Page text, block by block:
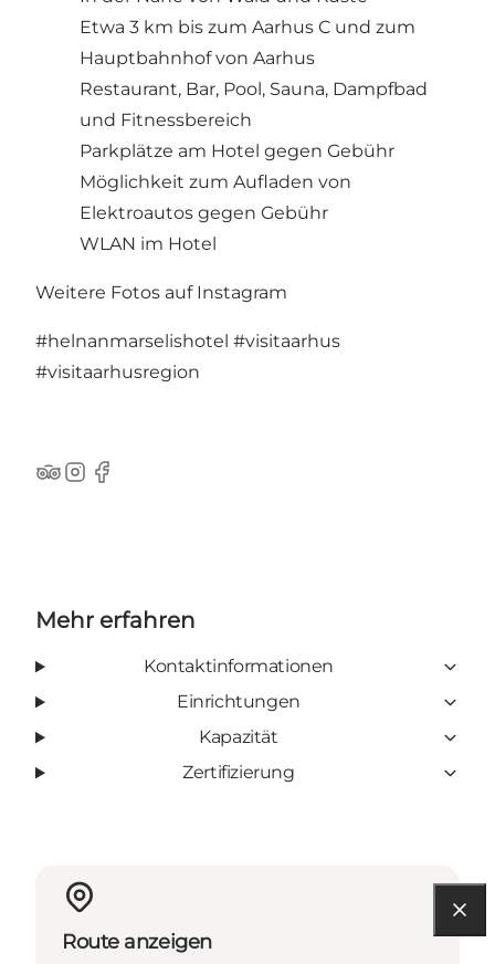
Etwa 3 km bis zum Aarhus C und zum
Hauptbahnhof von Aarhus
Restaurant, Bar, Pool, Sauna, Dampfbad
und Fitnessbereich
Parkplätze am Hotel gegen Gebühr
Möglichkeit zum Aufladen von
Elektroautos gegen Gebühr
WLAN im Hotel
Weitere Fotos auf Instagram
#helnanmarselishotel #visitaarhus
#visitaarhusregion
TripAdvisor
Instagram
Facebook
Mehr erfahren
Kontaktinformationen
Einrichtungen
Kapazität
Zertifizierung
Route anzeigen